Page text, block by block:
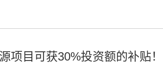
项目可获30%投资额的补贴